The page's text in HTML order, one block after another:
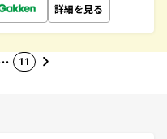
詳細を見る
11